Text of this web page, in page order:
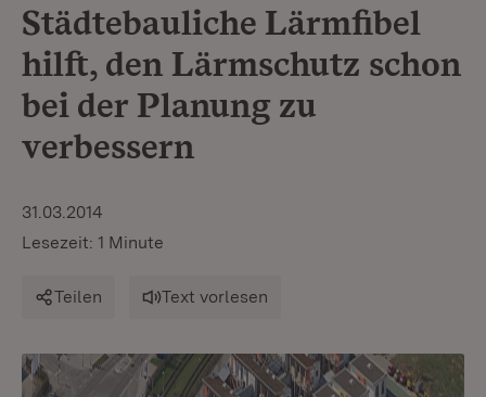
Städtebauliche Lärmfibel
hilft, den Lärmschutz schon
bei der Planung zu
verbessern
31.03.2014
Lesezeit: 1 Minute
Teilen Text vorlesen